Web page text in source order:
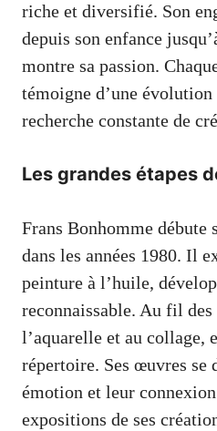
riche et diversifié. Son
depuis son enfance
montre sa passion.
témoigne d’une évolution
recherche constante de
Les grandes étapes
Frans Bonhomme débute
dans les années 1980. Il
peinture à l’huile,
reconnaissable. Au fil des
l’aquarelle et au collage,
répertoire. Ses œuvres se
émotion et leur
expositions de ses